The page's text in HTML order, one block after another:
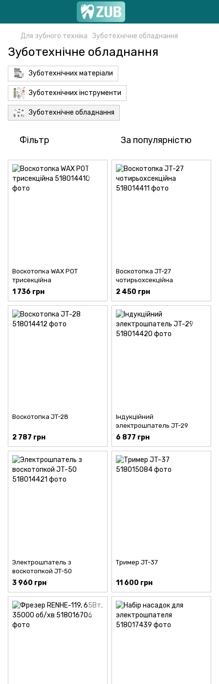
Для зубного техніка Зуботехнічне обладнання
Зуботехнічне обладнання
Зуботехнічних матеріали
Зуботехнічних інструменти
Зуботехнічне обладнання
Фільтр За популярністю
Воскотопка WAX POT
трисекційна
1 736 грн
Воскотопка JT-27
чотирьохсекційна
2 450 грн
Воскотопка JT-28
2 787 грн
Індукційний
электрошпатель JT-29
6 877 грн
Электрошпатель з
воскотопкой JT-50
3 960 грн
Тример JT-37
11 600 грн